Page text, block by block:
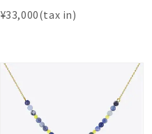
¥33,000(tax in)